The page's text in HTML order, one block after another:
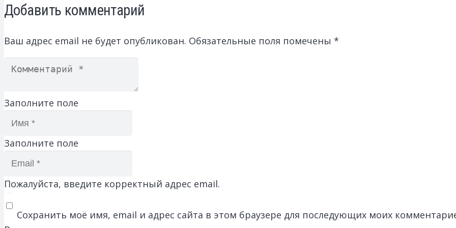
Добавить комментарий
Ваш адрес email не будет опубликован. Обязательные поля помечены *
Заполните поле
Заполните поле
Пожалуйста, введите корректный адрес email.
Сохранить моё имя, email и адрес сайта в этом браузере для последующих моих